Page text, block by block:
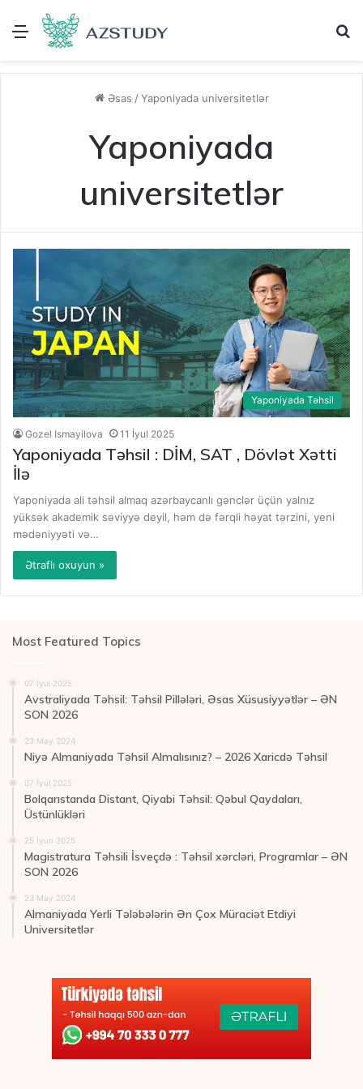
Menu
Əsas / Yaponiyada universitetlər
Yaponiyada
universitetlər
Yaponiyada Təhsil
Gozel Ismayilova 11 İyul 2025
Yaponiyada Təhsil : DİM, SAT , Dövlət Xətti
İlə
Yaponiyada ali təhsil almaq azərbaycanlı gənclər üçün yalnız
yüksək akademik səviyyə deyil, həm də fərqli həyat tərzini, yeni
mədəniyyəti və…
Ətraflı oxuyun »
Most Featured Topics
07 İyul 2025
Avstraliyada Təhsil: Təhsil Pillələri, Əsas Xüsusiyyətlər – ƏN
SON 2026
23 May 2024
Niyə Almaniyada Təhsil Almalısınız? – 2026 Xaricdə Təhsil
07 İyul 2025
Bolqarıstanda Distant, Qiyabi Təhsil: Qəbul Qaydaları,
Üstünlükləri
25 İyun 2025
Magistratura Təhsili İsveçdə : Təhsil xərcləri, Programlar – ƏN
SON 2026
23 May 2024
Almaniyada Yerli Tələbələrin Ən Çox Müraciət Etdiyi
Universitetlər